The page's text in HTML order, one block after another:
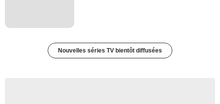
Nouvelles séries TV bientôt diffusées